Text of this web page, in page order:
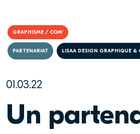
GRAPHISME / COM'
01.03.22
PARTENARIAT LISAA DESIGN GRAPHIQUE &
Un